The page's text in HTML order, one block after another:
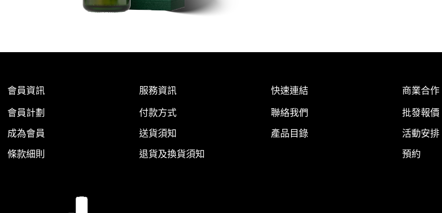
會員資訊
會員計劃
成為會員
條款細則
服務資訊
付款方式
送貨須知
退貨及換貨須知
快速連結
聯絡我們
產品目錄
商業合作
批發報價
活動安排
預約